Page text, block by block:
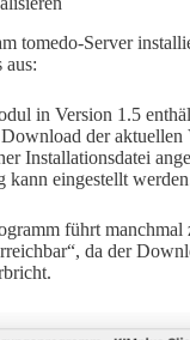
tomedo-Server
aus:
in Version 1.5
der aktuellen
Installationsdatei
kann eingestellt
führt
da der